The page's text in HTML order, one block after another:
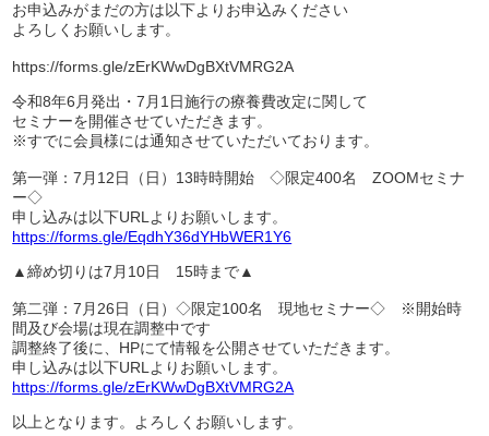
お申込みがまだの方は以下よりお申込みください
よろしくお願いします。
https://forms.gle/zErKWwDgBXtVMRG2A
令和8年6月発出・7月1日施行の療養費改定に関して
セミナーを開催させていただきます。
※すでに会員様には通知させていただいております。
第一弾：7月12日（日）13時時開始 ◇限定400名 ZOOMセミナ
ー◇
申し込みは以下URLよりお願いします。
https://forms.gle/EqdhY36dYHbWER1Y6
▲締め切りは7月10日 15時まで▲
第二弾：7月26日（日）◇限定100名 現地セミナー◇ ※開始時
間及び会場は現在調整中です
調整終了後に、HPにて情報を公開させていただきます。
申し込みは以下URLよりお願いします。
https://forms.gle/zErKWwDgBXtVMRG2A
以上となります。よろしくお願いします。